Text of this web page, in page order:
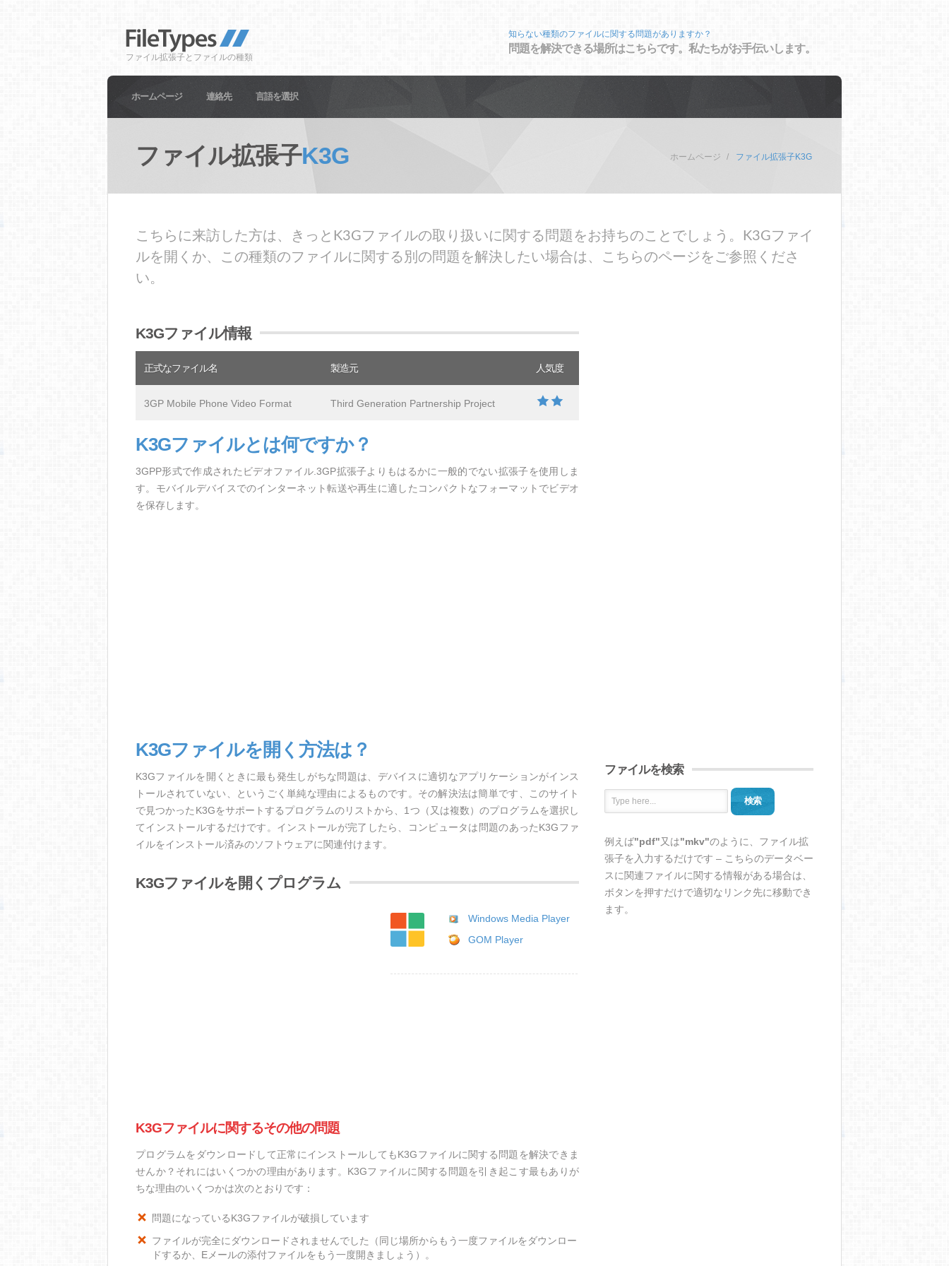
ファイル拡張子とファイルの種類
知らない種類のファイルに関する問題がありますか？
問題を解決できる場所はこちらです。私たちがお手伝いします。
ホームページ 連絡先 言語を選択
ファイル拡張子K3G ホームページ ファイル拡張子K3G
こちらに来訪した方は、きっとK3Gファイルの取り扱いに関する問題をお持ちのことでしょう。K3Gファイ
ルを開くか、この種類のファイルに関する別の問題を解決したい場合は、こちらのページをご参照くださ
い。
K3Gファイル情報
正式なファイル名 製造元 人気度
3GP Mobile Phone Video Format Third Generation Partnership Project
K3Gファイルとは何ですか？
3GPP形式で作成されたビデオファイル.3GP拡張子よりもはるかに一般的でない拡張子を使用しま
す。モバイルデバイスでのインターネット転送や再生に適したコンパクトなフォーマットでビデオ
を保存します。
K3Gファイルを開く方法は？
K3Gファイルを開くときに最も発生しがちな問題は、デバイスに適切なアプリケーションがインス
トールされていない、というごく単純な理由によるものです。その解決法は簡単です、このサイト
で見つかったK3Gをサポートするプログラムのリストから、1つ（又は複数）のプログラムを選択し
てインストールするだけです。インストールが完了したら、コンピュータは問題のあったK3Gファ
イルをインストール済みのソフトウェアに関連付けます。
K3Gファイルを開くプログラム
Windows Media Player
GOM Player
K3Gファイルに関するその他の問題
プログラムをダウンロードして正常にインストールしてもK3Gファイルに関する問題を解決できま
せんか？それにはいくつかの理由があります。K3Gファイルに関する問題を引き起こす最もありが
ちな理由のいくつかは次のとおりです：
問題になっているK3Gファイルが破損しています
ファイルが完全にダウンロードされませんでした（同じ場所からもう一度ファイルをダウンロー
ドするか、Eメールの添付ファイルをもう一度開きましょう）。
ファイルを検索
検索
例えば"pdf"又は"mkv"のように、ファイル拡
張子を入力するだけです – こちらのデータベー
スに関連ファイルに関する情報がある場合は、
ボタンを押すだけで適切なリンク先に移動でき
ます。